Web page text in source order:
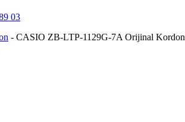
03
- CASIO ZB-LTP-1129G-7A Orijinal Kordon